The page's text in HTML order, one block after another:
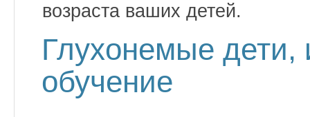
возраста ваших детей.
Глухонемые дети,
обучение